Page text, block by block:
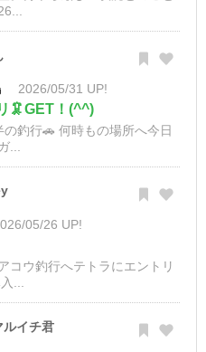
2026/05/31 UP!
🦑GET！(^^)
釣行🚗 何時もの場所へ今日
...
05/26 UP!
コウ釣行へテトラにエントリ
...
ルイチ君